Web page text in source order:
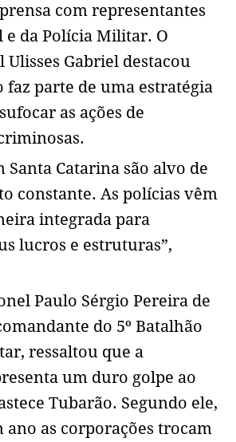
com representantes
e da Polícia Militar. O
Ulisses Gabriel destacou
faz parte de uma estratégia
as ações de
Santa Catarina são alvo de
constante. As polícias vêm
integrada para
lucros e estruturas”,
Paulo Sérgio Pereira de
do 5º Batalhão
ressaltou que a
um duro golpe ao
Tubarão. Segundo ele,
ano as corporações trocam